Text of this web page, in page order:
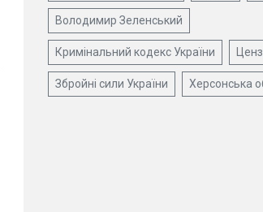
Володимир Зеленський
Кримінальний кодекс України
Збройні сили України Херсонська